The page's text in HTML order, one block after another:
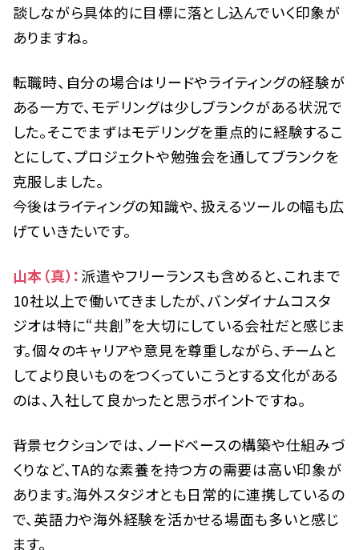
談しながら具体的に目標に落とし込んでいく印象が
ありますね。
転職時、自分の場合はリードやライティングの経験が
ある一方で、モデリングは少しブランクがある状況で
した。そこでまずはモデリングを重点的に経験するこ
とにして、プロジェクトや勉強会を通してブランクを
克服しました。
今後はライティングの知識や、扱えるツールの幅も広
げていきたいです。
山本（真）：派遣やフリーランスも含めると、これまで
10社以上で働いてきましたが、バンダイナムコスタ
ジオは特に“共創”を大切にしている会社だと感じま
す。個々のキャリアや意見を尊重しながら、チームと
してより良いものをつくっていこうとする文化がある
のは、入社して良かったと思うポイントですね。
背景セクションでは、ノードベースの構築や仕組みづ
くりなど、TA的な素養を持つ方の需要は高い印象が
あります。海外スタジオとも日常的に連携しているの
で、英語力や海外経験を活かせる場面も多いと感じ
ます。